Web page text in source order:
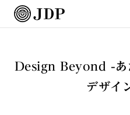
Design Beyond -あ
デザイ